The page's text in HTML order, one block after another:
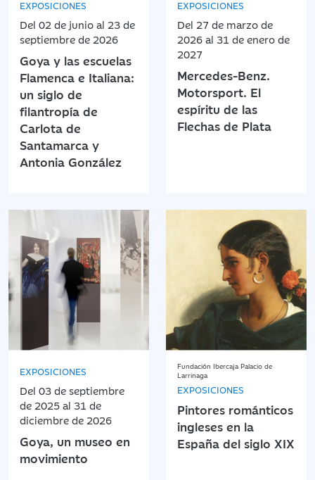
EXPOSICIONES
Del 02 de junio al 23 de
septiembre de 2026
Goya y las escuelas
Flamenca e Italiana:
un siglo de
filantropía de
Carlota de
Santamarca y
Antonia González
EXPOSICIONES
Del 27 de marzo de
2026 al 31 de enero de
2027
Mercedes-Benz.
Motorsport. El
espíritu de las
Flechas de Plata
EXPOSICIONES
Del 03 de septiembre
de 2025 al 31 de
diciembre de 2026
Goya, un museo en
movimiento
Fundación Ibercaja Palacio de
Larrinaga
EXPOSICIONES
Pintores románticos
ingleses en la
España del siglo XIX